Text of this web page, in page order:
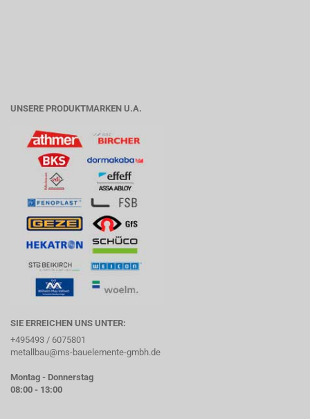
UNSERE PRODUKTMARKEN U.A.
SIE ERREICHEN UNS UNTER:
+495493 / 6075801
metallbau@ms-bauelemente-gmbh.de
Montag - Donnerstag
08:00 - 13:00